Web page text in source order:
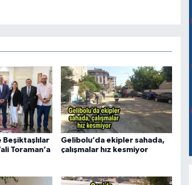
Beşiktaşlılar
Toraman’a
Gelibolu’da ekipler sahada,
çalışmalar hız kesmiyor